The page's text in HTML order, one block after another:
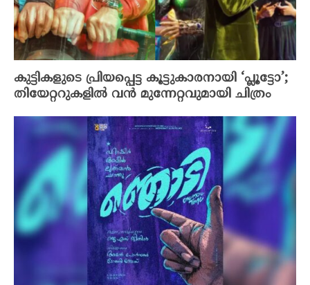
കുട്ടികളുടെ പ്രിയപ്പെട്ട കൂട്ടുകാരനായി ‘പ്ലൂട്ടോ’;
തിയേറ്ററുകളിൽ വൻ മുന്നേറ്റവുമായി ചിത്രം